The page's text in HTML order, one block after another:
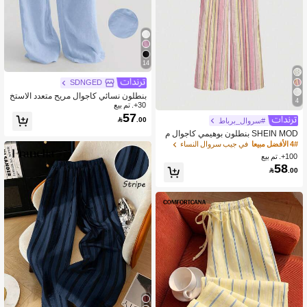
4
#سروال_برباط
SHEIN MOD بنطلون بوهيمي كاجوال م
ن الكتان المخطط باللون الوردي، بنطلو
ن شاطئي للعطلات
4# الأفضل مبيعا
في جيب سروال النساء
100+. تم بيع
58.00
14
SDNGED
بنطلون نسائي كاجوال مريح متعدد الاستخ
دامات من الكتان فضفاض انسيابي بساق
واسعة للربيع، ستايل عطلات
30+. تم بيع
57 .00